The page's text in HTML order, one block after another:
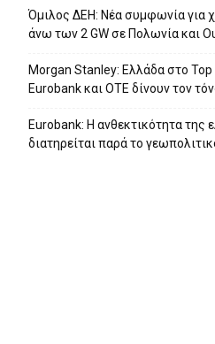
Όμιλος ΔΕΗ: Νέα συμφωνία για
άνω των 2 GW σε Πολωνία και
Morgan Stanley: Ελλάδα στο Top
Eurobank και ΟΤΕ δίνουν τον
Eurobank: Η ανθεκτικότητα της
διατηρείται παρά το